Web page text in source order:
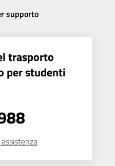
supporto
trasporto
per studenti